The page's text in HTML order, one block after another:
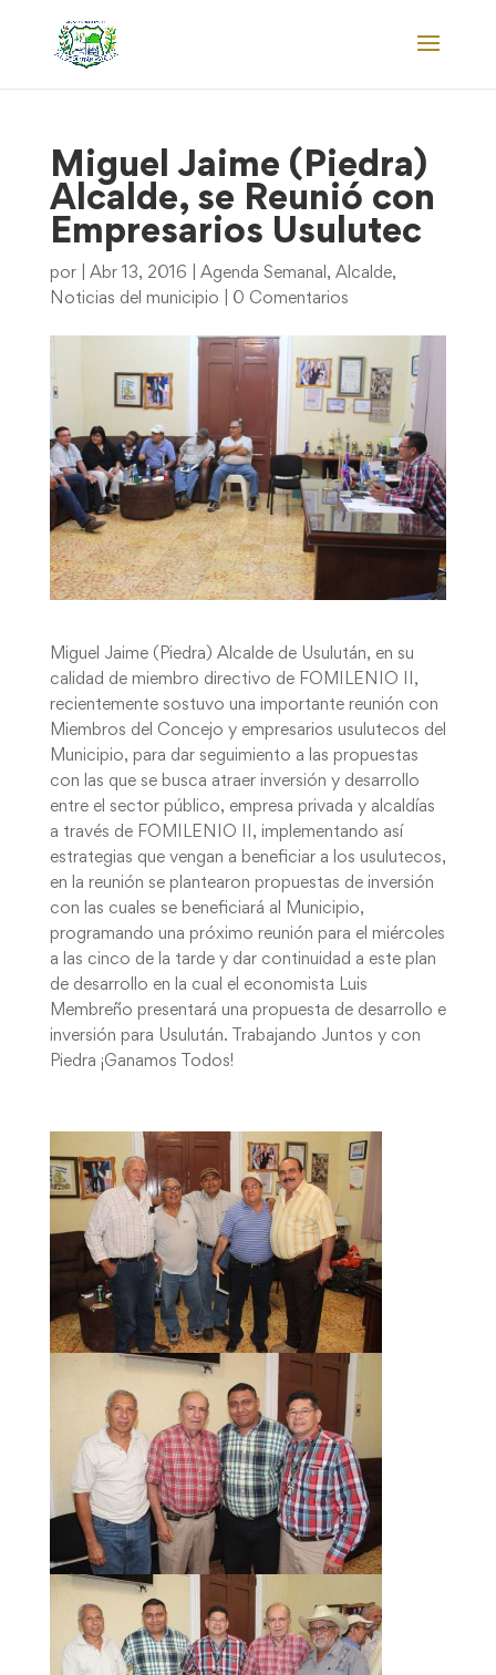
Miguel Jaime (Piedra)
Alcalde, se Reunió con
Empresarios Usulutec
por Abr 13, 2016 Agenda Semanal , Alcalde,
Noticias del municipio
0 Comentarios
Miguel Jaime (Piedra) Alcalde de Usulután, en su
calidad de miembro directivo de FOMILENIO II,
recientemente sostuvo una importante reunión con
Miembros del Concejo y empresarios usulutecos del
Municipio, para dar seguimiento a las propuestas
con las que se busca atraer inversión y desarrollo
entre el sector público, empresa privada y alcaldías
a través de FOMILENIO II, implementando así
estrategias que vengan a beneficiar a los usulutecos,
en la reunión se plantearon propuestas de inversión
con las cuales se beneficiará al Municipio,
programando una próximo reunión para el miércoles
a las cinco de la tarde y dar continuidad a este plan
de desarrollo en la cual el economista Luis
Membreño presentará una propuesta de desarrollo e
inversión para Usulután. Trabajando Juntos y con
Piedra ¡Ganamos Todos!